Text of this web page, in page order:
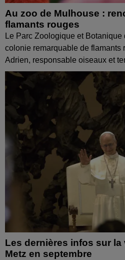
Au zoo de Mulhouse :
flamants rouges
Le Parc Zoologique et
colonie remarquable de flamants
Adrien, responsable oiseaux et
Les dernières infos sur la
Metz en septembre